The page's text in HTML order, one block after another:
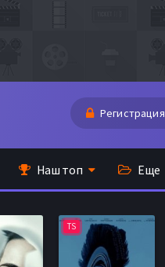
Регистрация
Наш топ Еще
TS